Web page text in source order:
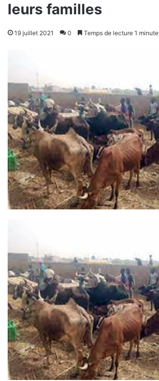
leurs familles
19 juillet 2021 0 Temps de lecture 1 minute